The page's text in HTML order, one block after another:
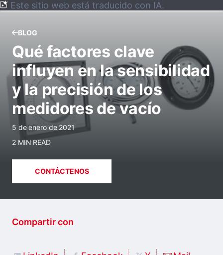
Este sitio web está traducido con IA.
BLOG
Qué factores clave
influyen en la sensibilidad
y la precisión de los
medidores de vacío
5 de enero de 2021
2 MIN READ
CONTÁCTENOS
Compartir con